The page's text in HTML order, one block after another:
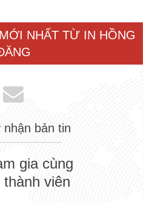
NHẤT TỪ IN HỒNG
bản tin
gia cùng
thành viên